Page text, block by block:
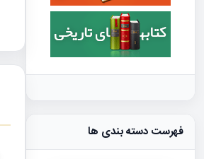
فهرست دسته بندی ها